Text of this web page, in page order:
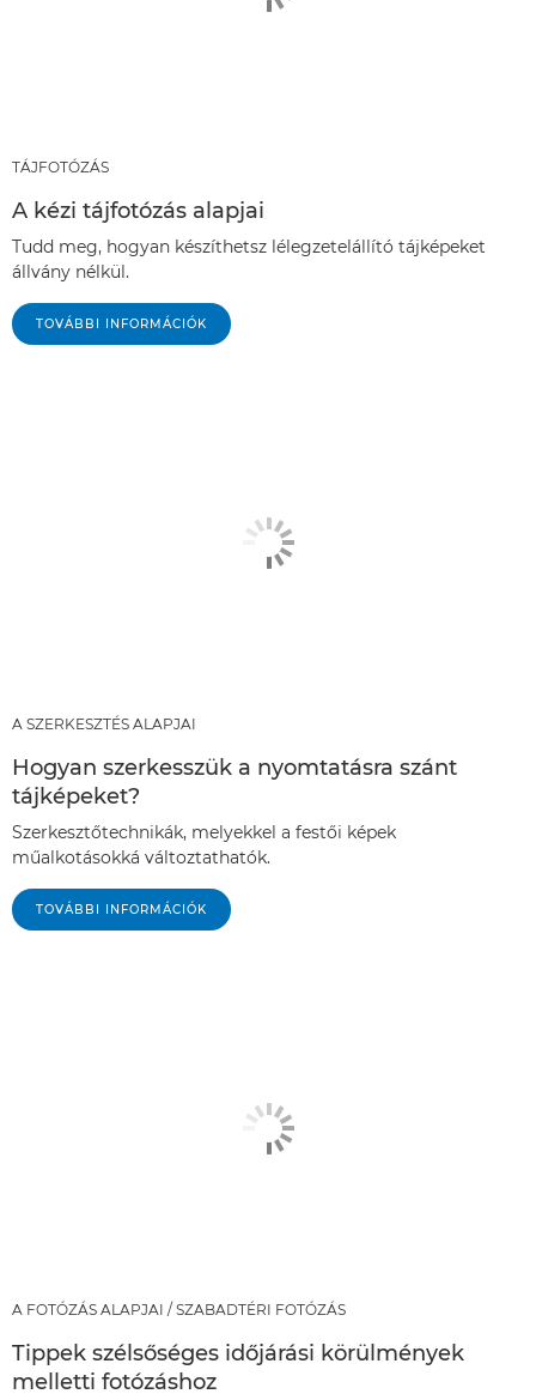
TÁJFOTÓZÁS
A kézi tájfotózás alapjai
Tudd meg, hogyan készíthetsz lélegzetelállító tájképeket
állvány nélkül.
TOVÁBBI INFORMÁCIÓK
A SZERKESZTÉS ALAPJAI
Hogyan szerkesszük a nyomtatásra szánt
tájképeket?
Szerkesztőtechnikák, melyekkel a festői képek
műalkotásokká változtathatók.
TOVÁBBI INFORMÁCIÓK
A FOTÓZÁS ALAPJAI / SZABADTÉRI FOTÓZÁS
Tippek szélsőséges időjárási körülmények
melletti fotózáshoz